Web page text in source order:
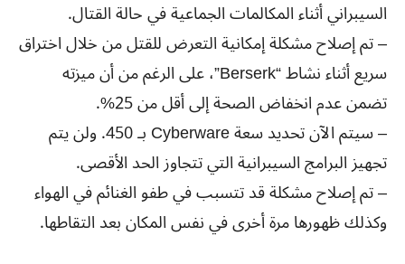
السيبراني أثناء المكالمات الجماعية في حالة القتال.
– تم إصلاح مشكلة إمكانية التعرض للقتل من خلال اختراق
سريع أثناء نشاط “Berserk”، على الرغم من أن ميزته
تضمن عدم انخفاض الصحة إلى أقل من 25%.
– سيتم الآن تحديد سعة Cyberware بـ 450. ولن يتم
تجهيز البرامج السيبرانية التي تتجاوز الحد الأقصى.
– تم إصلاح مشكلة قد تتسبب في طفو الغنائم في الهواء
وكذلك ظهورها مرة أخرى في نفس المكان بعد التقاطها.